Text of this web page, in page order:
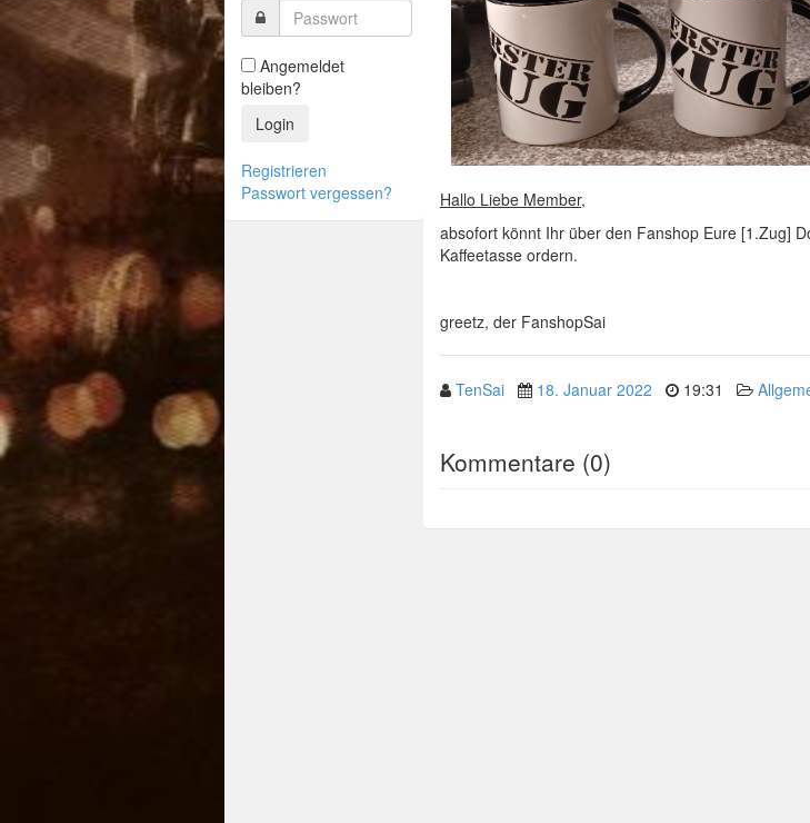
Angemeldet
bleiben?
Login
Registrieren
Passwort vergessen?
Hallo Liebe Member,
absofort könnt Ihr über den Fanshop Eure [1.Zug]
Kaffeetasse ordern.
greetz, der FanshopSai
TenSai 18. Januar 2022 19:31
Kommentare (0)